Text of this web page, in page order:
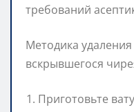
требований
Методика
вскрывшегося
Приготовьте